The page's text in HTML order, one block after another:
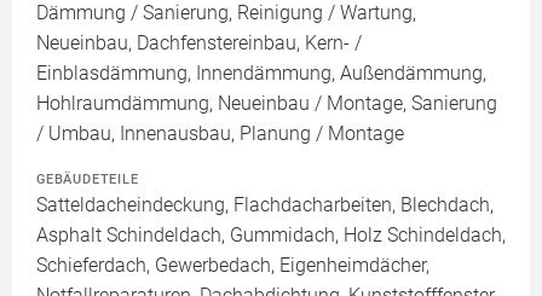
Dämmung / Sanierung, Reinigung / Wartung,
Neueinbau, Dachfenstereinbau, Kern- /
Einblasdämmung, Innendämmung, Außendämmung,
Hohlraumdämmung, Neueinbau / Montage, Sanierung
/ Umbau, Innenausbau, Planung / Montage
GEBÄUDETEILE
Satteldacheindeckung, Flachdacharbeiten, Blechdach,
Asphalt Schindeldach, Gummidach, Holz Schindeldach,
Schieferdach, Gewerbedach, Eigenheimdächer,